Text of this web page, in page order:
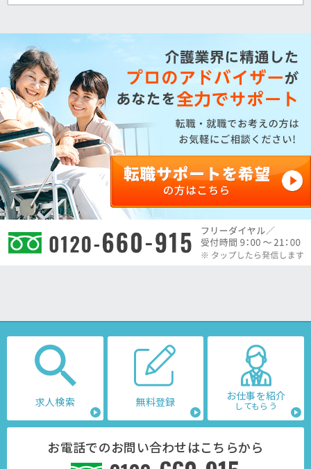
求人検索 無料登録 お仕事を紹介
してもらう
お電話でのお問い合わせはこちらから